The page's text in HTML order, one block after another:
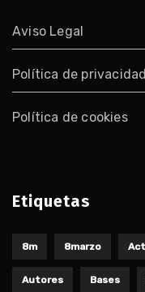
Aviso Legal
Política de privacidad
Política de cookies
Etiquetas
8m 8marzo
Autores Bases